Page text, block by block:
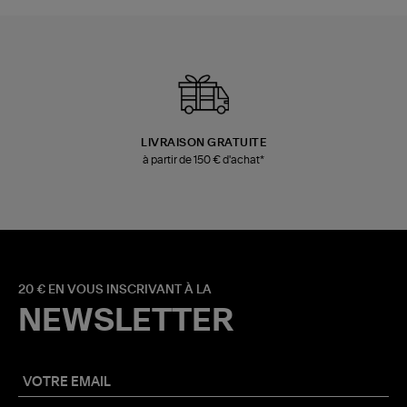
LIVRAISON GRATUITE
à partir de 150 € d'achat*
20 € EN VOUS INSCRIVANT À LA
NEWSLETTER